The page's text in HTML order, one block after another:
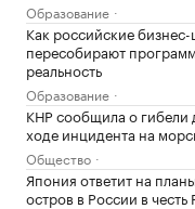
Образование
Как российские
пересобирают
реальность
Образование
КНР сообщила о гибели
ходе инцидента на
Общество
Япония ответит на
остров в России в